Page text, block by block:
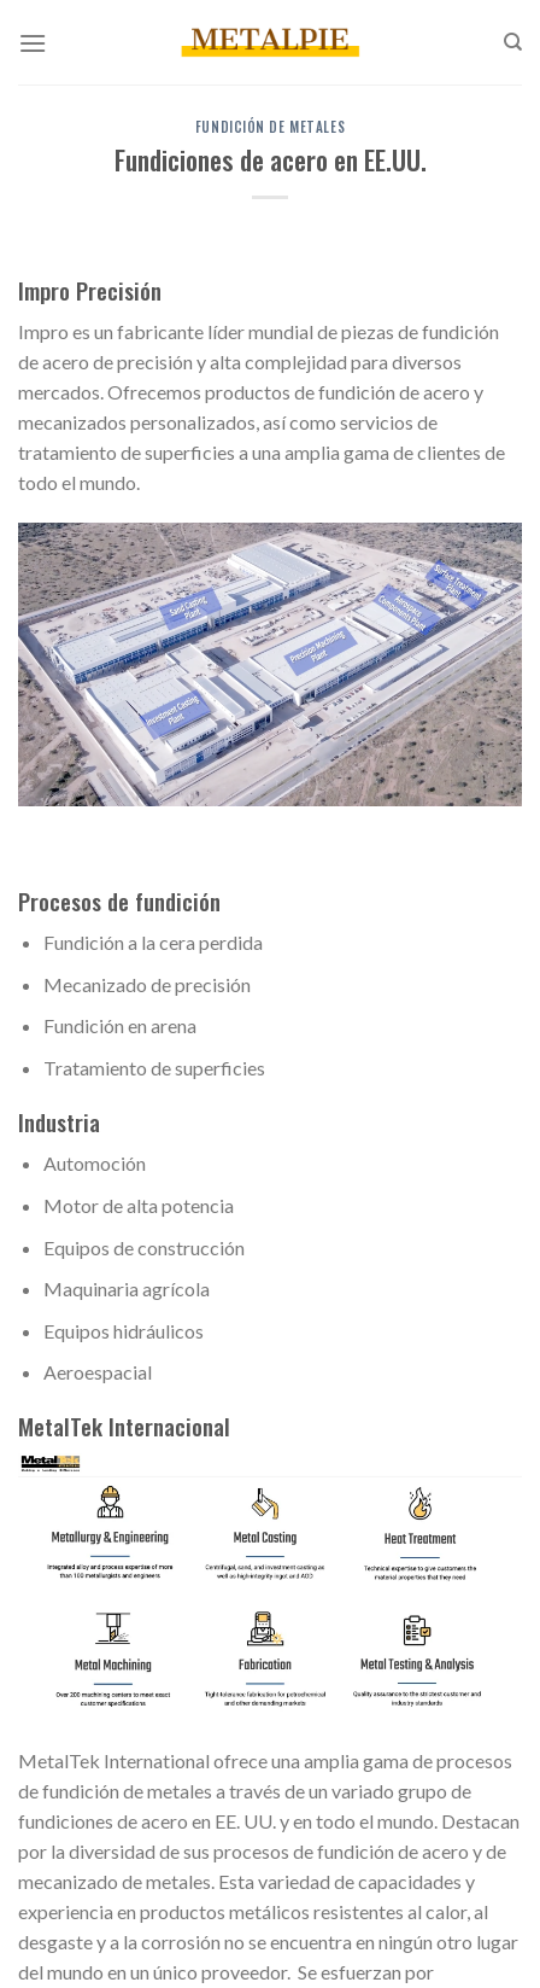
FUNDICIÓN DE METALES
Fundiciones de acero en EE.UU.
Impro Precisión
Impro es un fabricante líder mundial de piezas de fundición
de acero de precisión y alta complejidad para diversos
mercados. Ofrecemos productos de fundición de acero y
mecanizados personalizados, así como servicios de
tratamiento de superficies a una amplia gama de clientes de
todo el mundo.
Procesos de fundición
Fundición a la cera perdida
Mecanizado de precisión
Fundición en arena
Tratamiento de superficies
Industria
Automoción
Motor de alta potencia
Equipos de construcción
Maquinaria agrícola
Equipos hidráulicos
Aeroespacial
MetalTek Internacional
MetalTek International ofrece una amplia gama de procesos
de fundición de metales a través de un variado grupo de
fundiciones de acero en EE. UU. y en todo el mundo. Destacan
por la diversidad de sus procesos de fundición de acero y de
mecanizado de metales. Esta variedad de capacidades y
experiencia en productos metálicos resistentes al calor, al
desgaste y a la corrosión no se encuentra en ningún otro lugar
del mundo en un único proveedor. Se esfuerzan por